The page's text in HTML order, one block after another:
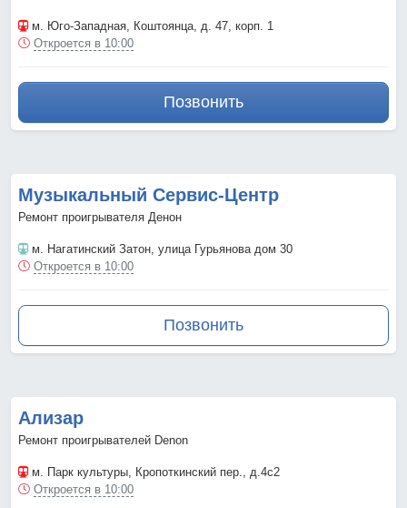
м. Юго-Западная, Коштоянца, д. 47, корп. 1
Откроется в 10:00
Позвонить
Музыкальный Сервис-Центр
Ремонт проигрывателя Денон
м. Нагатинский Затон, улица Гурьянова дом 30
Откроется в 10:00
Позвонить
Ализар
Ремонт проигрывателей Denon
м. Парк культуры, Кропоткинский пер., д.4с2
Откроется в 10:00